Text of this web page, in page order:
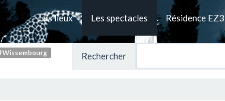
Les lieux Les spectacles Résidence EZ3
Wissembourg Rechercher